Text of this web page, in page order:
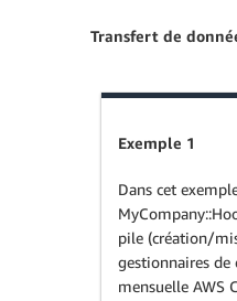
Transfert de
Exemple 1
Dans cet
pile (création/
gestionnaires de
mensuelle AWS